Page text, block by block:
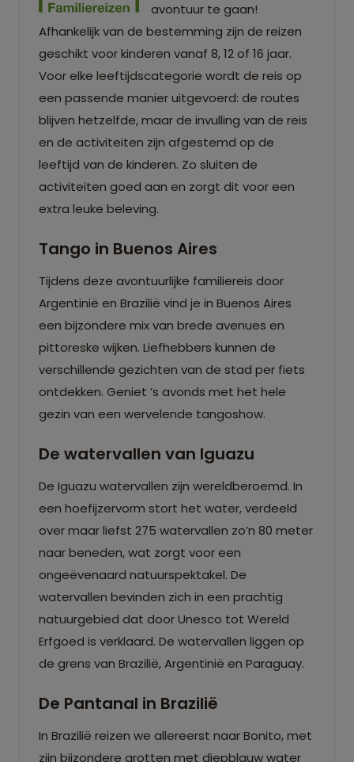
avontuur te gaan!
Afhankelijk van de bestemming zijn de reizen
geschikt voor kinderen vanaf 8, 12 of 16 jaar.
Voor elke leeftijdscategorie wordt de reis op
een passende manier uitgevoerd: de routes
blijven hetzelfde, maar de invulling van de reis
en de activiteiten zijn afgestemd op de
leeftijd van de kinderen. Zo sluiten de
activiteiten goed aan en zorgt dit voor een
extra leuke beleving.
Tango in Buenos Aires
Tijdens deze avontuurlijke familiereis door
Argentinië en Brazilië vind je in Buenos Aires
een bijzondere mix van brede avenues en
pittoreske wijken. Liefhebbers kunnen de
verschillende gezichten van de stad per fiets
ontdekken. Geniet ’s avonds met het hele
gezin van een wervelende tangoshow.
De watervallen van Iguazu
De Iguazu watervallen zijn wereldberoemd. In
een hoefijzervorm stort het water, verdeeld
over maar liefst 275 watervallen zo’n 80 meter
naar beneden, wat zorgt voor een
ongeëvenaard natuurspektakel. De
watervallen bevinden zich in een prachtig
natuurgebied dat door Unesco tot Wereld
Erfgoed is verklaard. De watervallen liggen op
de grens van Brazilië, Argentinië en Paraguay.
De Pantanal in Brazilië
In Brazilië reizen we allereerst naar Bonito, met
zijn bijzondere grotten met diepblauw water